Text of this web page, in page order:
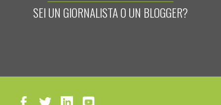
SEI UN GIORNALISTA O UN BLOGGER?